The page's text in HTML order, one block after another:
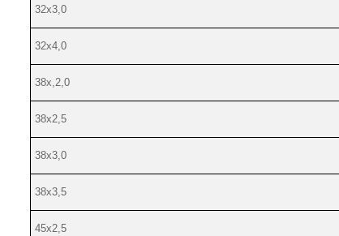
32х3,0
32х4,0
38х,2,0
38х2,5
38х3,0
38х3,5
45х2,5